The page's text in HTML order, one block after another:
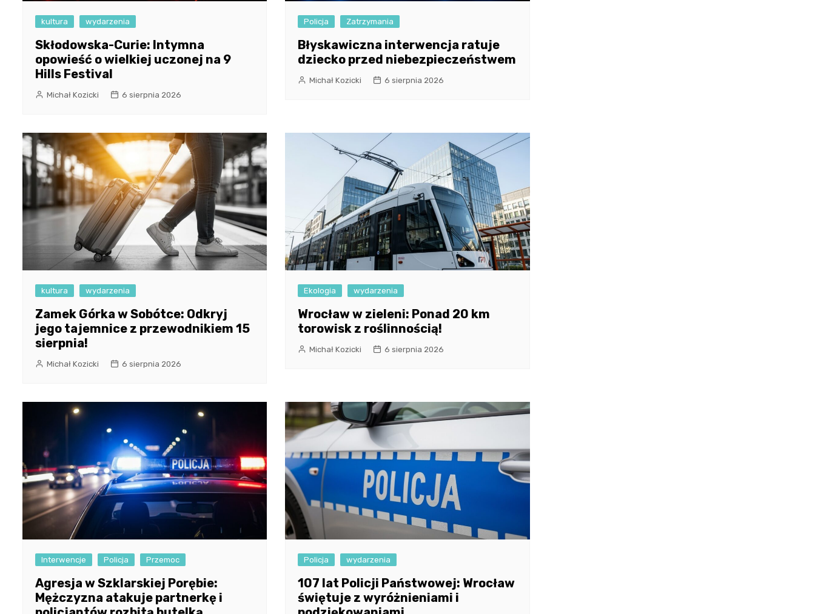
kultura wydarzenia
Skłodowska-Curie: Intymna
opowieść o wielkiej uczonej na 9
Hills Festival
Michał Kozicki 6 sierpnia 2026
Policja Zatrzymania
Błyskawiczna interwencja ratuje
dziecko przed niebezpieczeństwem
Michał Kozicki 6 sierpnia 2026
kultura wydarzenia
Zamek Górka w Sobótce: Odkryj
jego tajemnice z przewodnikiem 15
sierpnia!
Michał Kozicki 6 sierpnia 2026
Ekologia wydarzenia
Wrocław w zieleni: Ponad 20 km
torowisk z roślinnością!
Michał Kozicki 6 sierpnia 2026
Interwencje Policja Przemoc
Agresja w Szklarskiej Porębie:
Mężczyzna atakuje partnerkę i
Policja wydarzenia
107 lat Policji Państwowej: Wrocław
świętuje z wyróżnieniami i